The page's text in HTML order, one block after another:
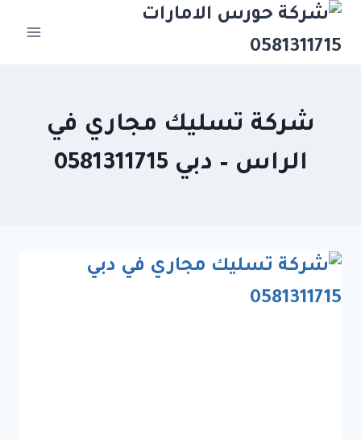
Skip
شركة تسليك مجاري في
الراس – دبي 0581311715